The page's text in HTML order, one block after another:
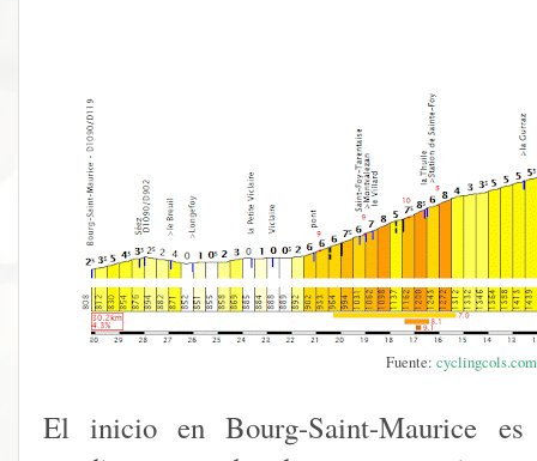
Fuente: cyclingcols.com
El inicio en Bourg-Saint-Maurice es